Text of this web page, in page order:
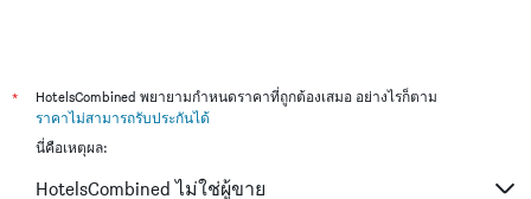
*
HotelsCombined พยายามกำหนดราคาที่ถูกต้องเสมอ อย่างไรก็ตาม
ราคาไม่สามารถรับประกันได้
นี่คือเหตุผล:
HotelsCombined ไม่ใช่ผู้ขาย